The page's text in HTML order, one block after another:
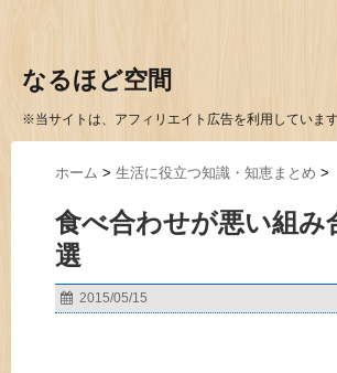
なるほど空間
※当サイトは、アフィリエイト広告を利用していま
ホーム > 生活に役立つ知識・知恵まとめ >
食べ合わせが悪い組み
選
2015/05/15